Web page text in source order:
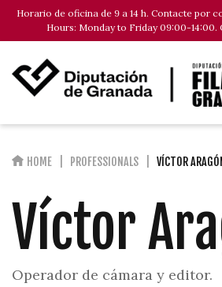
Horario de oficina de 9 a 14 h. Contacte por
Hours: Monday to Friday 09:00-14:00.
HOME PROFESSIONALS VÍCTOR
Víctor
Operador de cámara y editor.